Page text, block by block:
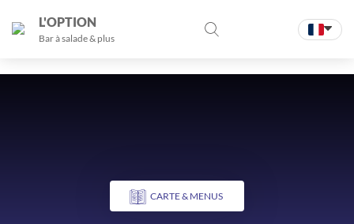
L'OPTION
Bar à salade & plus
CARTE & MENUS